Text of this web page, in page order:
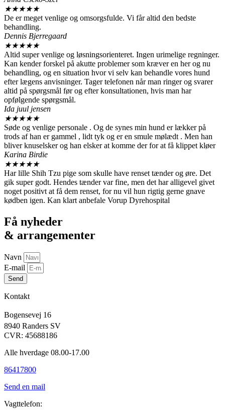
★★★★★
De er meget venlige og omsorgsfulde. Vi får altid den bedste
behandling.
Dennis Bjerregaard
★★★★★
Altid super venlige og løsningsorienteret. Ingen urimelige regninger.
Kan kender forskel på akutte problemer som kræver en her og nu
behandling, og en situation hvor vi selv kan behandle vores hund
efter lægens anvisninger. Tager telefonen når man ringer og svarer
altid på spørgsmål før og efter konsultationen, hvis man har
opfølgende spørgsmål.
Ida juul jensen
★★★★★
Søde og venlige personale . Og de synes min hund er lækker på
trods af han er gammel , lidt tyk og er en smule mølædt . Men han
bliver knuselsker og han elsker at komme der for at få klippet kløer
Karina Birdie
★★★★★
Har lille Shih Tzu pige som skulle have renset tænder og øre. Det
gik super godt. Hendes tænder var fine, men det har alligevel givet
noget positivt at få dem renset, for nu vil hun rigtig gerne gnave
kødben igen. Kan klart anbefale Vorup Dyrehospital
Få nyheder
& arrangementer
Navn
E-mail
Send
Kontakt
Bogensevej 16
8940 Randers SV
CVR: 45688186
Alle hverdage 08.00-17.00
86417800
Send en mail
Vagttelefon: